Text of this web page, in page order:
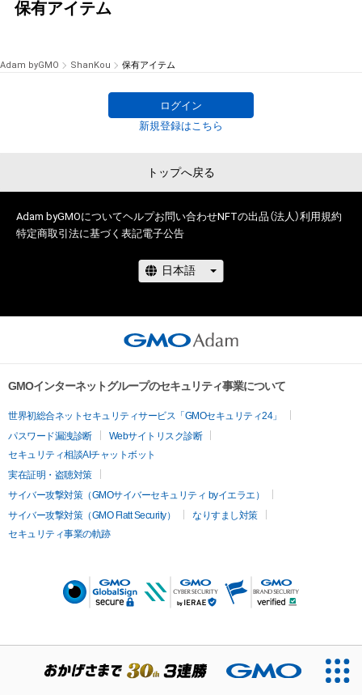
保有アイテム
Adam byGMO ShanKou 保有アイテム
ログイン
新規登録はこちら
トップへ戻る
Adam byGMOについてヘルプお問い合わせNFTの出品（法人）利用規約
特定商取引法に基づく表記電子公告
GMOインターネットグループのセキュリティ事業について
世界初総合ネットセキュリティサービス「GMOセキュリティ24」
パスワード漏洩診断
Webサイトリスク診断
セキュリティ相談AIチャットボット
実在証明・盗聴対策
サイバー攻撃対策（GMOサイバーセキュリティ byイエラエ）
サイバー攻撃対策（GMO Flatt Security）
なりすまし対策
セキュリティ事業の軌跡